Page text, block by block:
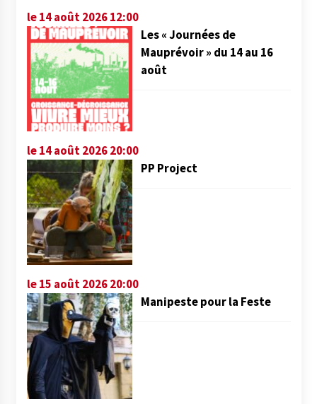
le 14 août 2026 12:00
Les « Journées de
Mauprévoir » du 14 au 16
août
le 14 août 2026 20:00
PP Project
le 15 août 2026 20:00
Manipeste pour la Feste